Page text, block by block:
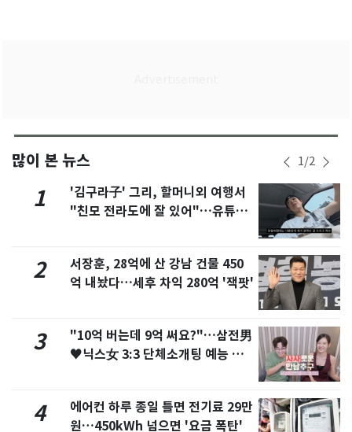
많이 본 뉴스 1/2
1
'김구라子' 그리, 할머니외 여행서
"친모 전라도에 잘 있어"…유튜브
2
서장훈, 28억에 산 강남 건물 450
억 내놨다…세후 차익 280억 '잭팟'
3
"10억 버는데 9억 써요?"…삼전男
♥닉스女 3:3 단체소개팅 예능 화
4
에어컨 하루 종일 틀면 전기료 29만
원…450kWh 넘으면 '요금 폭탄'